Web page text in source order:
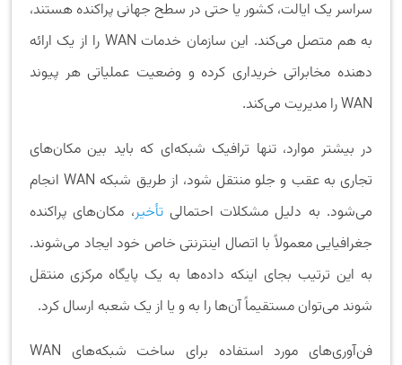
سراسر یک ایالت، کشور یا حتی در سطح جهانی پراکنده هستند،
به هم متصل می‌کند. این سازمان خدمات WAN را از یک ارائه
دهنده مخابراتی خریداری کرده و وضعیت عملیاتی هر پیوند
WAN را مدیریت می‌کند.
در بیشتر موارد، تنها ترافیک شبکه‌ای که باید بین مکان‌های
تجاری به عقب و جلو منتقل شود، از طریق شبکه WAN انجام
می‌شود. به دلیل مشکلات احتمالیتأخیر، مکان‌های پراکنده
جغرافیایی معمولاً با اتصال اینترنتی خاص خود ایجاد می‌شوند.
به این ترتیب بجای اینکه داده‌ها به یک پایگاه مرکزی منتقل
شوند می‌توان مستقیماً آن‌ها را به و یا از یک شعبه ارسال کرد.
فن‌آوری‌های مورد استفاده برای ساخت شبکه‌های WAN